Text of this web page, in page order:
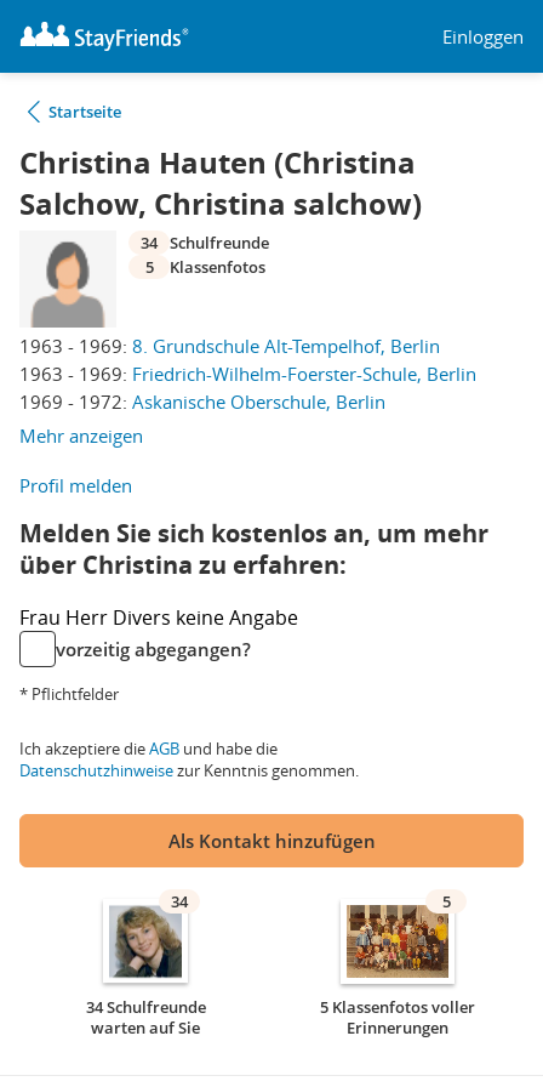
Einloggen
Startseite
Christina Hauten (Christina
Salchow, Christina salchow)
1963 - 1969: 8. Grundschule Alt-Tempelhof, Berlin
1963 - 1969: Friedrich-Wilhelm-Foerster-Schule, Berlin
1969 - 1972: Askanische Oberschule, Berlin
Mehr anzeigen
34 Schulfreunde
5
Klassenfotos
Profil melden
Melden Sie sich kostenlos an, um mehr
über Christina zu erfahren:
Frau Herr Divers keine Angabe
vorzeitig abgegangen?
* Pflichtfelder
Ich akzeptiere dieAGB und habe die
Datenschutzhinweisezur Kenntnis genommen.
Als Kontakt hinzufügen
34
34 Schulfreunde
warten auf Sie
5
5 Klassenfotos voller
Erinnerungen